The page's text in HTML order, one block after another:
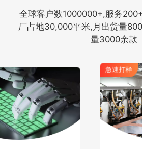
全球客户数1000000+,服务
厂占地30,000平米,月出货量
量3000余款